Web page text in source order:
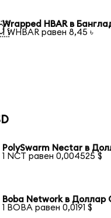
Wrapped HBAR в
1 WHBAR равен 8,45 ৳
PolySwarm Nectar в
1 NCT равен 0,004525 $
Boba Network в
1 BOBA равен 0,0191 $